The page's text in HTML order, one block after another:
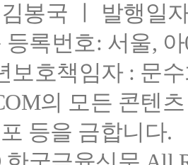
봉국 ㅣ 발행일
록번호: 서울,
보호책임자 : 문
의 모든 콘텐
등을 금합니다.